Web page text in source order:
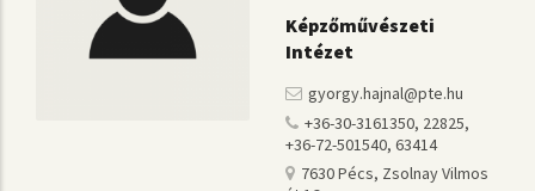
Képzőművészeti
Intézet
gyorgy.hajnal@pte.hu
+36-30-3161350, 22825,
+36-72-501540, 63414
7630 Pécs, Zsolnay Vilmos